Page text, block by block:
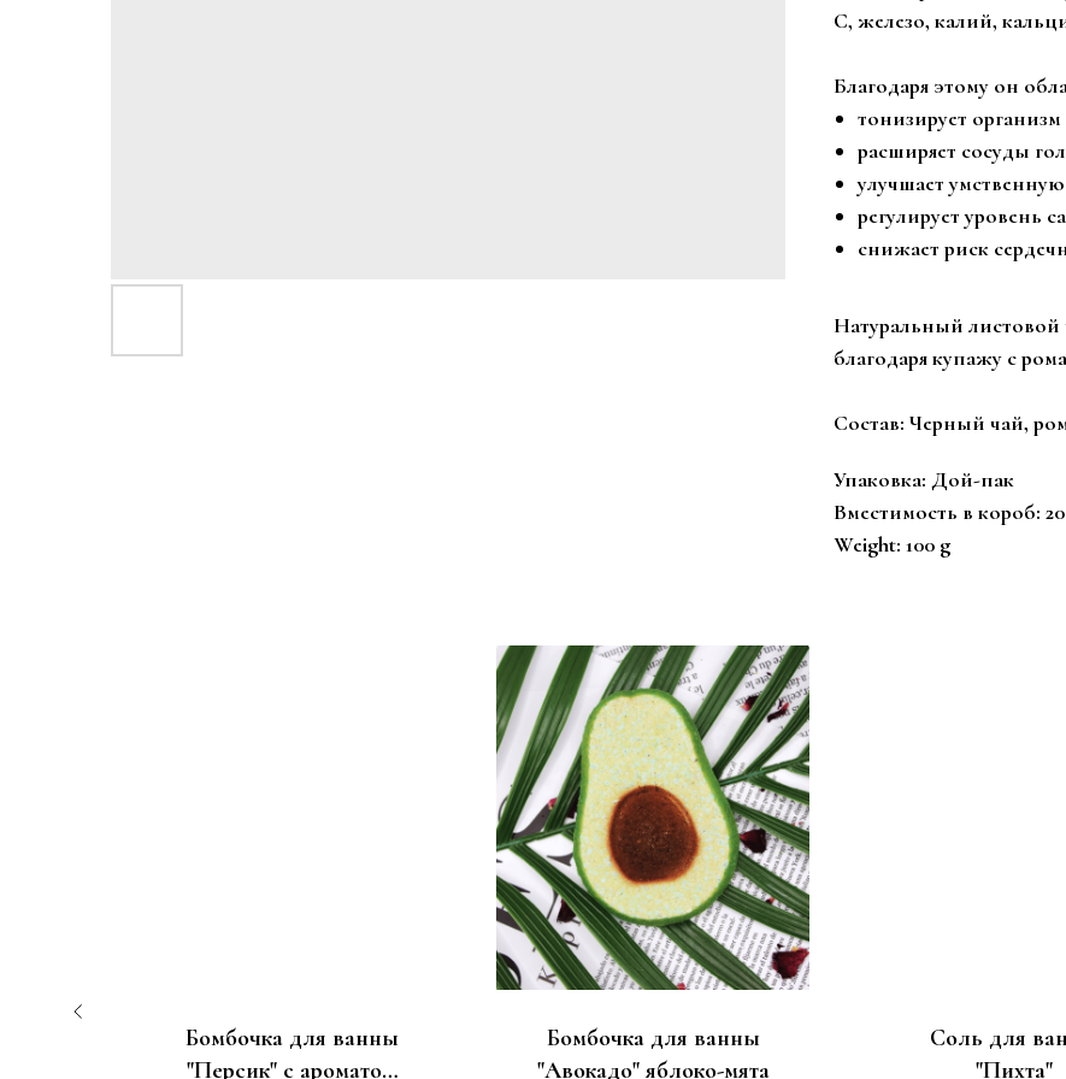
С, железо, калий,
Благодаря этому он
тонизирует организм
расширяет сосуды
улучшает умственную
регулирует уровень
снижает риск
Натуральный
благодаря купажу с
Состав: Черный чай,
Упаковка: Дой-пак
Вместимость в короб:
Weight: 100 g
Бомбочка для ванны
"Персик" с ароматом
Бомбочка для ванны
"Авокадо" яблоко-мята
Соль для
"Пихта"